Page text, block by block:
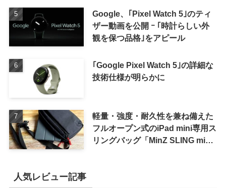
Google、｢Pixel Watch 5｣のティ
ザー動画を公開 ｰ ｢時計らしい外
観を保つ品格｣をアピール
｢Google Pixel Watch 5｣の詳細な
技術仕様が明らかに
軽量・強度・耐久性を兼ね備えた
フルオープン式のiPad mini専用ス
リングバッグ「MinZ SLING mini
人気レビュー記事